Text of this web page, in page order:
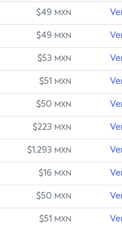
$49 MXN
$49 MXN
$53 MXN
$51 MXN
$50 MXN
$223 MXN
$1,293 MXN
$16 MXN
$50 MXN
$51 MXN